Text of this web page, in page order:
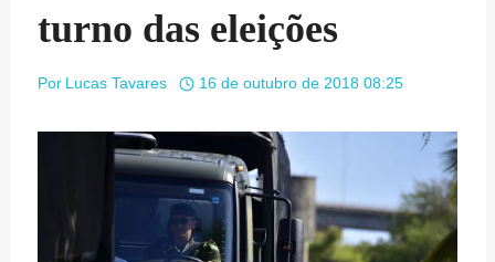
turno das eleições
Por Lucas Tavares 16 de outubro de 2018 08:25